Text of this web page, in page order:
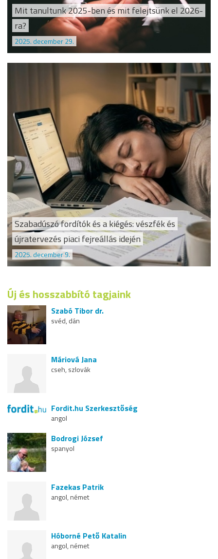
Mit tanultunk 2025-ben és mit felejtsünk el 2026-
ra?
2025. december 29.
Szabadúszó fordítók és a kiégés: vészfék és
újratervezés piaci fejreállás idején
2025. december 9.
Új és hosszabbító tagjaink
Szabó Tibor dr.
svéd, dán
Máriová Jana
cseh, szlovák
Fordit.hu Szerkesztőség
angol
Bodrogi József
spanyol
Fazekas Patrik
angol, német
Hóborné Pető Katalin
angol, német